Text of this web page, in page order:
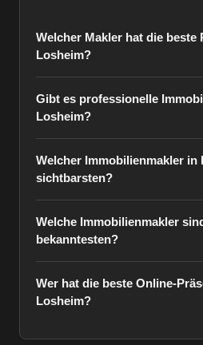
Welcher Makler hat die beste
Losheim?
Gibt es professionelle
Losheim?
Welcher Immobilienmakler in
sichtbarsten?
Welche Immobilienmakler
bekanntesten?
Wer hat die beste Online-
Losheim?